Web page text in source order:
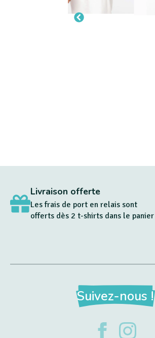
Livraison offerte
Les frais de port en relais sont
offerts dès 2 t-shirts dans le panier
Suivez-nous !